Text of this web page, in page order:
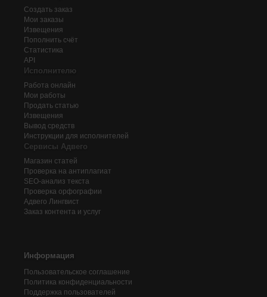
Создать заказ
Мои заказы
Извещения
Пополнить счёт
Статистика
API
Исполнителю
Работа онлайн
Мои работы
Продать статью
Извещения
Вывод средств
Инструкции для исполнителей
Сервисы Адвего
Магазин статей
Проверка на антиплагиат
SEO-анализ текста
Проверка орфографии
Адвего Лингвист
Заказ контента и услуг
Информация
Пользовательское соглашение
Политика конфиденциальности
Поддержка пользователей